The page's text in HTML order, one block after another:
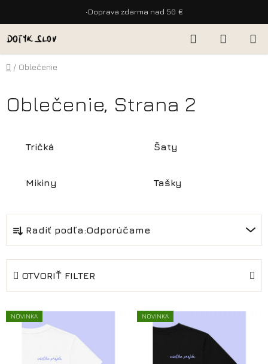
•Doprava zdarma nad 50 €
na
obsah
Hľadať
KOŠÍK
Domov
/ Oblečenie
Oblečenie, Strana 2
Tričká Šaty
Mikiny Tašky
a
d
e
Radiť podľa:Odporúčame
OTVORIŤ FILTER
V
ý
NOVINKA NOVINKA